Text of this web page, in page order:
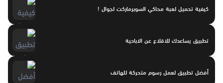
كيفية تحميل لعبة محاكي السوبرماركت لجوال !
تطبيق يساعدك للاقلاع عن الاباحية
أفضل تطبيق لعمل رسوم متحركة للهاتف